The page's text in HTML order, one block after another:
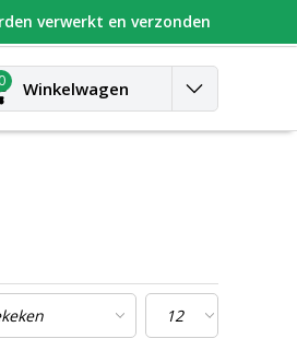
Blog Contact Inloggen
0 Winkelwagen
verwerkt en verzonden